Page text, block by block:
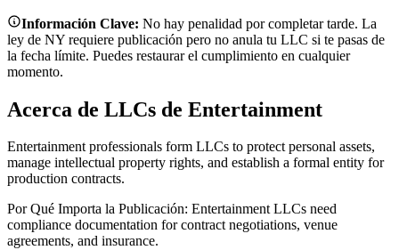
Información Clave: No hay penalidad por completar tarde. La
ley de NY requiere publicación pero no anula tu LLC si te pasas de
la fecha límite. Puedes restaurar el cumplimiento en cualquier
momento.
Acerca de LLCs de Entertainment
Entertainment professionals form LLCs to protect personal assets,
manage intellectual property rights, and establish a formal entity for
production contracts.
Por Qué Importa la Publicación: Entertainment LLCs need
compliance documentation for contract negotiations, venue
agreements, and insurance.